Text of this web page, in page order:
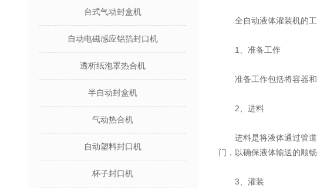
台式气动封盒机
自动电磁感应铝箔封口机
透析纸泡罩热合机
半自动封盒机
气动热合机
自动塑料封口机
杯子封口机
全自动液体灌装机的工
1、准备工作
准备工作包括将容器和
2、进料
进料是将液体通过管道
门，以确保液体输送的顺畅
3、灌装